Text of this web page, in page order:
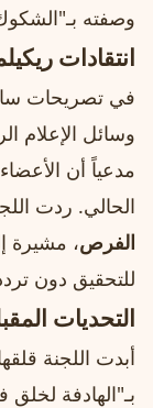
وصفته
انتقادات
في تصريحات
وسائل الإعلام
مدعياً أن
الحالي. ردت
الفرص، مشيرة
للتحقيق دون
التحديات
أبدت اللجنة
بـ"الهادفة